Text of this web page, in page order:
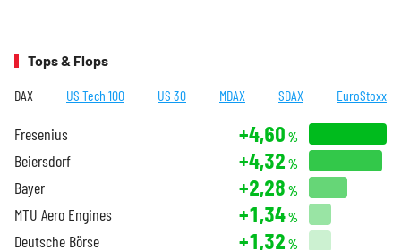
Tops & Flops
DAX US Tech 100 US 30 MDAX SDAX EuroStoxx
Fresenius +4,60 %
Beiersdorf +4,32 %
Bayer +2,28 %
MTU Aero Engines +1,34%
Deutsche Börse +1,32 %